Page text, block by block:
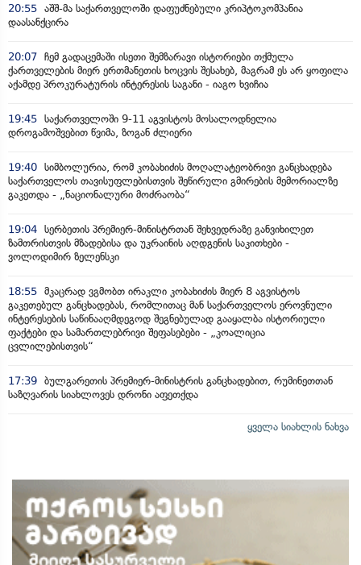
20:55 აშშ-მა საქართველოში დაფუძნებული კრიპტოკომპანია
დაასანქცირა
20:07 ჩემ გადაცემაში ისეთი შემზარავი ისტორიები თქმულა
ქართველების მიერ ერთმანეთის ხოცვის შესახებ, მაგრამ ეს არ ყოფილა
აქამდე პროკურატურის ინტერესის საგანი - იაგო ხვიჩია
19:45 საქართველოში 9-11 აგვისტოს მოსალოდნელია
დროგამოშვებით წვიმა, ზოგან ძლიერი
19:40 სიმბოლურია, რომ კობახიძის მოღალატეობრივი განცხადება
საქართველოს თავისუფლებისთვის შეწირული გმირების მემორიალზე
გაკეთდა - „ნაციონალური მოძრაობა“
19:04 სერბეთის პრემიერ-მინისტრთან შეხვედრაზე განვიხილეთ
ზამთრისთვის მზადებისა და უკრაინის აღდგენის საკითხები -
ვოლოდიმირ ზელენსკი
18:55 მკაცრად ვგმობთ ირაკლი კობახიძის მიერ 8 აგვისტოს
გაკეთებულ განცხადებას, რომლითაც მან საქართველოს ეროვნული
ინტერესების საწინააღმდეგოდ შეგნებულად გააყალბა ისტორიული
ფაქტები და სამართლებრივი შეფასებები - „კოალიცია
ცვლილებისთვის“
17:39 ბულგარეთის პრემიერ-მინისტრის განცხადებით, რუმინეთთან
საზღვარის სიახლოვეს დრონი აფეთქდა
ყველა სიახლის ნახვა